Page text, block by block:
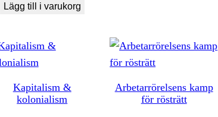
Lägg till i varukorg
Kapitalism &
kolonialism
Arbetarrörelsens kamp
för rösträtt